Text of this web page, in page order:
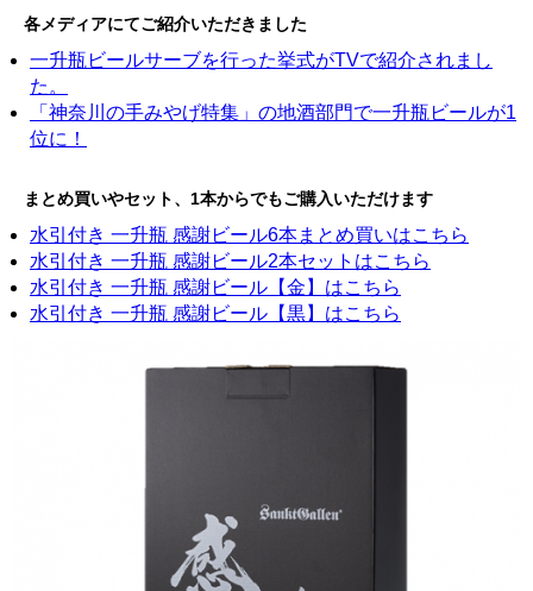
各メディアにてご紹介いただきました
一升瓶ビールサーブを行った挙式がTVで紹介されまし
た。
「神奈川の手みやげ特集」の地酒部門で一升瓶ビールが1
位に！
まとめ買いやセット、1本からでもご購入いただけます
水引付き 一升瓶 感謝ビール6本まとめ買いはこちら
水引付き 一升瓶 感謝ビール2本セットはこちら
水引付き 一升瓶 感謝ビール【金】はこちら
水引付き 一升瓶 感謝ビール【黒】はこちら